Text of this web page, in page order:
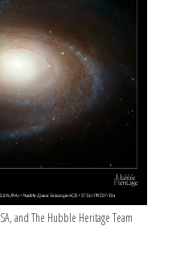
and The Hubble Heritage Team